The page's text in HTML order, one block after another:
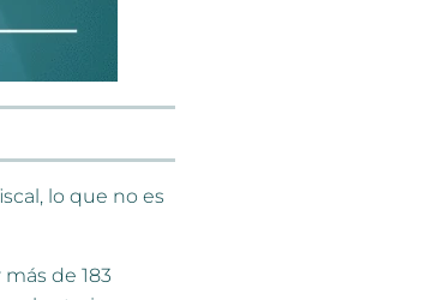
lo que no es
de 183